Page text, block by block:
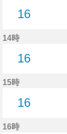
16
14時
16
15時
16
16時